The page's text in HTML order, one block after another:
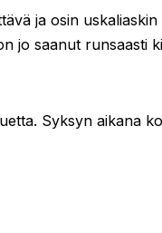
ja osin uskaliaskin
jo saanut runsaasti
Syksyn aikana